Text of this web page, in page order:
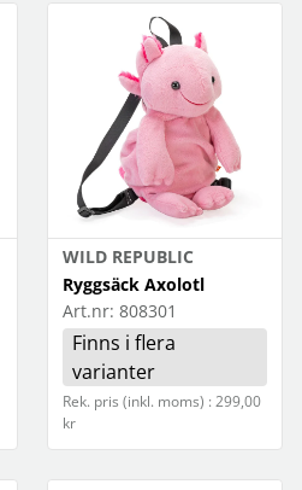
WILD REPUBLIC
Ryggsäck Axolotl
Art.nr: 808301
Finns i flera
varianter
Rek. pris (inkl. moms) : 299,00
kr